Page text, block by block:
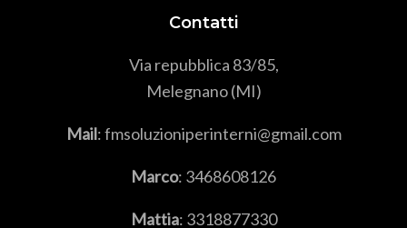
Contatti
Via repubblica 83/85,
Melegnano (MI)
Mail: fmsoluzioniperinterni@gmail.com
Marco: 3468608126
Mattia: 3318877330